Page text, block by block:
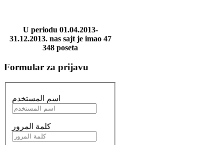
U periodu 01.04.2013-
31.12.2013. nas sajt je imao 47
348 poseta
Formular za prijavu
اسم المستخدم
كلمة المرور